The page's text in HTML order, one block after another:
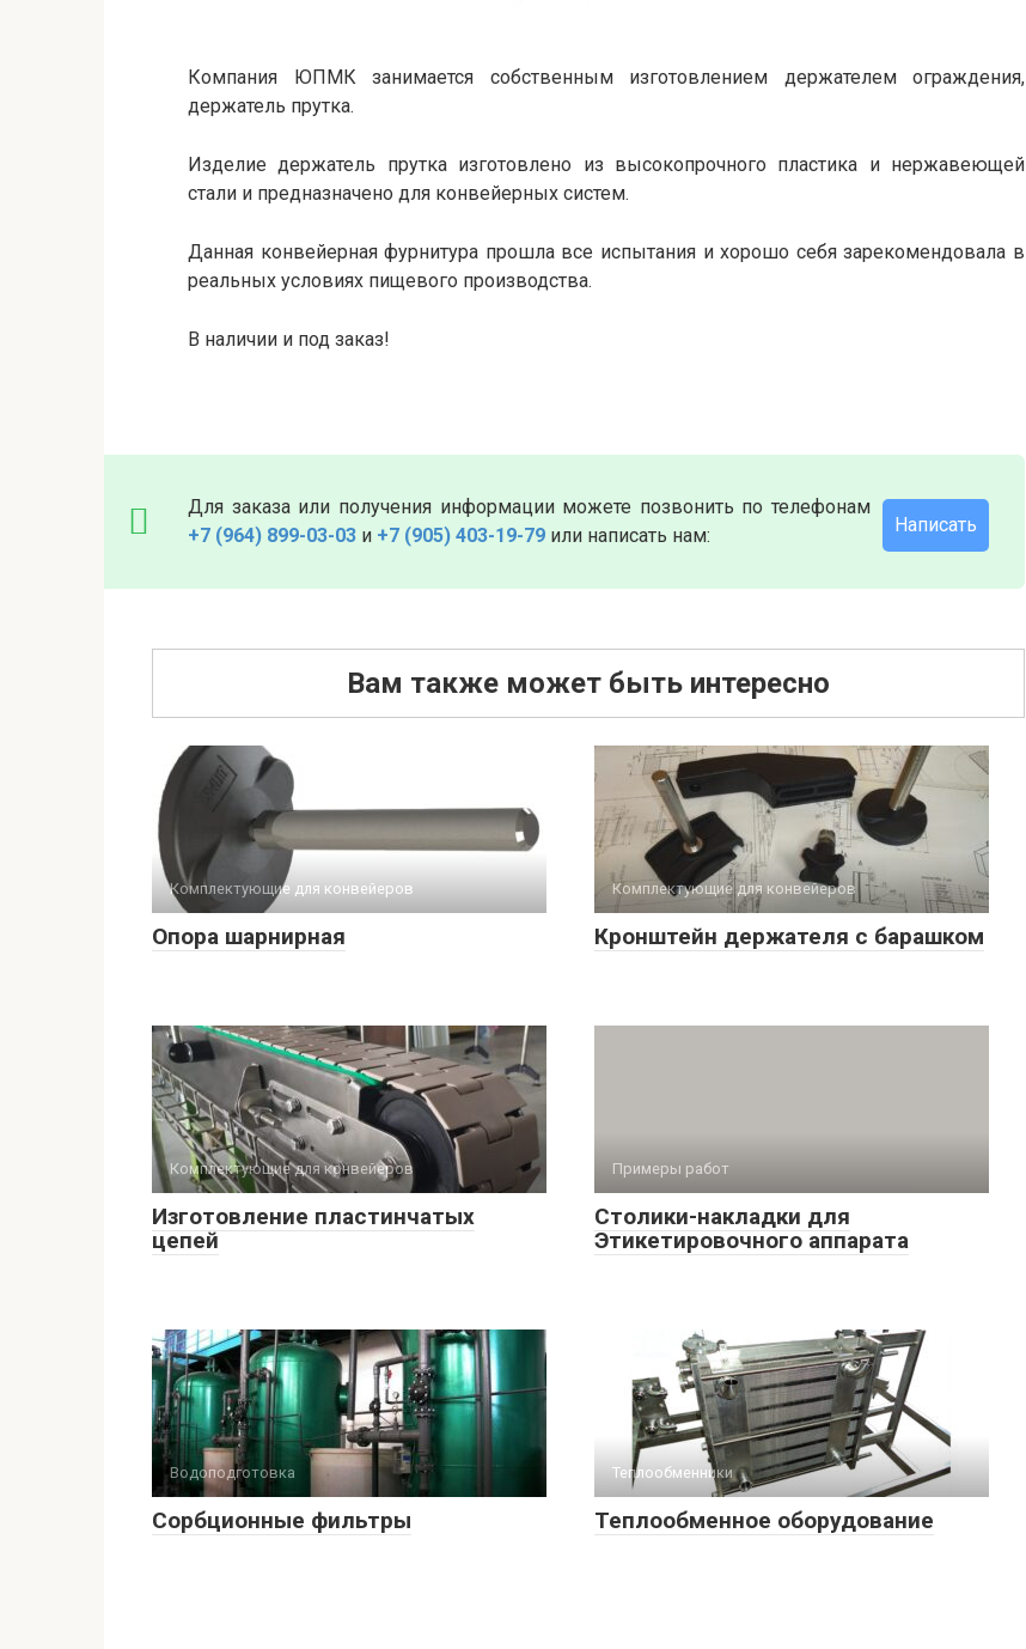
Компания ЮПМК занимается собственным изготовлением держателем ограждения,
держатель прутка.
Изделие держатель прутка изготовлено из высокопрочного пластика и нержавеющей
стали и предназначено для конвейерных систем.
Данная конвейерная фурнитура прошла все испытания и хорошо себя зарекомендовала в
реальных условиях пищевого производства.
В наличии и под заказ!
Написать
Для заказа или получения информации можете позвонить по телефонам
+7 (964) 899-03-03 и +7 (905) 403-19-79 или написать нам:
Вам также может быть интересно
Комплектующие для конвейеров
Опора шарнирная
Комплектующие для конвейеров
Кронштейн держателя с барашком
Комплектующие для конвейеров
Изготовление пластинчатых
цепей
Примеры работ
Столики-накладки для
Этикетировочного аппарата
Водоподготовка
Сорбционные фильтры
Теплообменники
Теплообменное оборудование